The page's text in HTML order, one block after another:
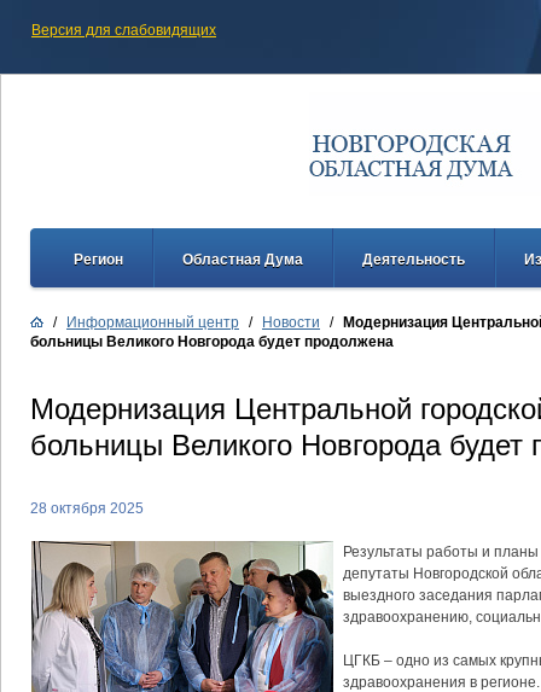
Версия для слабовидящих
Регион Областная Дума Деятельность
/ Информационный центр / Новости /
Модернизация
больницы Великого Новгорода будет продолжена
Модернизация Центральной
больницы Великого Новгорода будет
28 октября 2025
Результаты работы и
депутаты Новгородской
выездного заседания
здравоохранению,
ЦГКБ – одно из самых
здравоохранения в